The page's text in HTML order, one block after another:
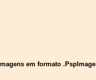
em formato